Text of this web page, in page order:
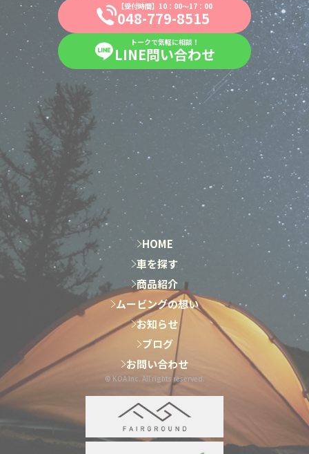
【受付時間】10：00～17：00
048-779-8515
048-779-8515
トークで気軽に相談！
LINE問い合わせ
LINE問い合わせ
HOME
HOME
車を探す
車を探す
商品紹介
商品紹介
ムービングの想い
ムービングの想い
お知らせ
お知らせ
ブログ
ブログ
お問い合わせ
お問い合わせ
© KOA Inc. All rights reserved.